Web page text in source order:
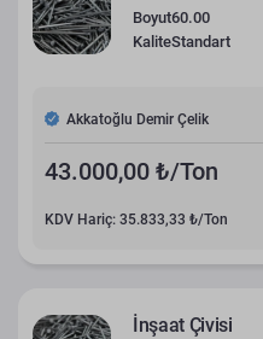
Boyut60.00
KaliteStandart
Akkatoğlu Demir Çelik
43.000,00 ₺/Ton
KDV Hariç: 35.833,33 ₺/Ton
İnşaat Çivisi